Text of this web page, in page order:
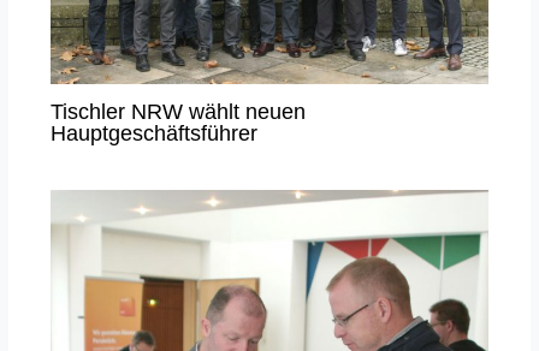
Tischler NRW wählt neuen
Hauptgeschäftsführer